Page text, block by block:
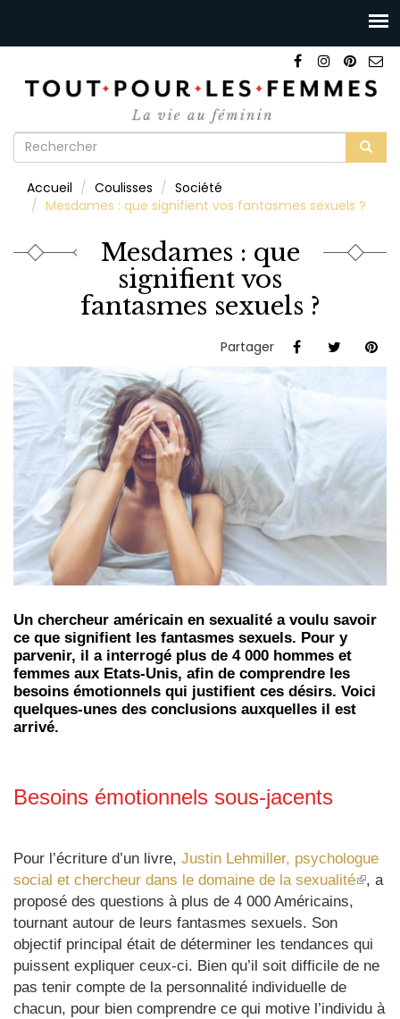
Formulaire
recherche
Accueil Coulisses
Société
Mesdames : que signifient vos fantasmes sexuels ?
Mesdames : que
signifient vos
fantasmes sexuels ?
Partager
Un chercheur américain en sexualité a voulu savoir
ce que signifient les fantasmes sexuels. Pour y
parvenir, il a interrogé plus de 4 000 hommes et
femmes aux Etats-Unis, afin de comprendre les
besoins émotionnels qui justifient ces désirs. Voici
quelques-unes des conclusions auxquelles il est
arrivé.
Besoins émotionnels sous-jacents
Pour l’écriture d’un livre, Justin Lehmiller, psychologue
social et chercheur dans le domaine de la sexualité(le, a
proposé des questions à plus de 4 000 Américains,
tournant autour de leurs fantasmes sexuels. Son
objectif principal était de déterminer les tendances qui
puissent expliquer ceux-ci. Bien qu’il soit difficile de ne
pas tenir compte de la personnalité individuelle de
chacun, pour bien comprendre ce qui motive l’individu à